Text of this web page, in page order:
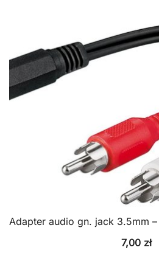
Adapter audio gn. jack 3.5mm
7,00 zł